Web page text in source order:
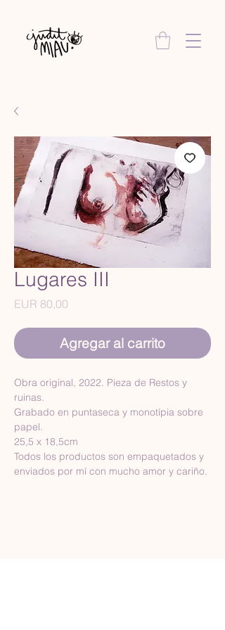
Lugares III
EUR 80,00
Agregar al carrito
Obra original, 2022. Pieza de Restos y
ruinas.
Grabado en puntaseca y monotípia sobre
papel.
25,5 x 18,5cm
Todos los productos son empaquetados y
enviados por mí con mucho amor y cariño.